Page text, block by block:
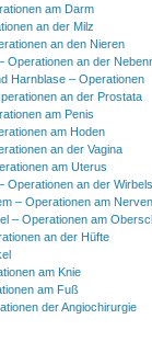
am Darm
an der Milz
an den Nieren
Operationen an der
Harnblase – Operationen
an der Prostata
am Penis
am Hoden
an der Vagina
am Uterus
Operationen an der
– Operationen am
– Operationen am
an der Hüfte
am Knie
am Fuß
der Angiochirurgie